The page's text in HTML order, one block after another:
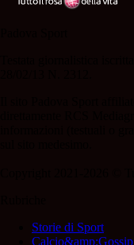
Storie di Sport
Calcio&amp;Gossip